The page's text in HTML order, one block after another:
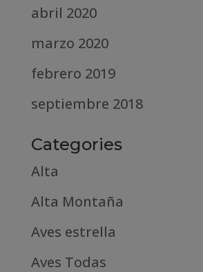
abril 2020
marzo 2020
febrero 2019
septiembre 2018
Categories
Alta
Alta Montaña
Aves estrella
Aves Todas